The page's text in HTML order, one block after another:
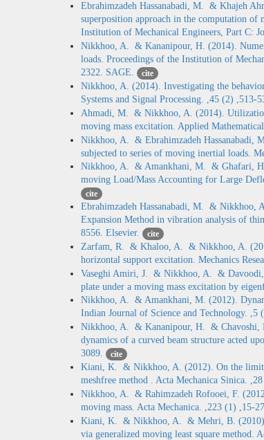
Ebrahimzadeh Hassanabadi, M. & Khajeh
superposition approach in the computation of
Institution of Mechanical Engineers, Part C:
Nikkhoo, A. & Kananipour, H. (2014).
loads. Proceedings of the Institution of
2322. SAGE.
cite
Nikkhoo, A. (2014). Investigating the
Systems and Signal Processing. ,45 (2) ,513-
Ahmadi, M. & Nikkhoo, A. (2014).
moving mass excitation. Applied
Nikkhoo, A. & Ebrahimzadeh Hassanabadi,
subjected to series of moving inertial loads.
Nikkhoo, A. & Amankhani, M. & Ghafari, H.
moving Load/Mass Accounting for Large
cite
Ebrahimzadeh Hassanabadi, M. &
Expansion Method in vibration analysis of
8556. Elsevier.
cite
Zarfam, R. & Khaloo, A. & Nikkhoo, A.
horizontal support excitation. Mechanics
Vaseghi Amiri, J. & Nikkhoo, A. & Davoodi,
plate under a moving mass excitation by
Nikkhoo, A. & Amankhani, M. (2012).
Indian Journal of Science and Technology. ,5
Nikkhoo, A. & Kananipour, H. & Chavoshi,
dynamics of a curved beam structure acted
3089.
cite
Kiani, K. & Nikkhoo, A. (2012). On the
meshfree method . Acta Mechanica Sinica.
Nikkhoo, A. & Rahimzadeh Rofooei, F.
moving mass. Acta Mechanica. ,223 (1) ,15-
Kiani, K. & Nikkhoo, A. & Mehri, B. (2010).
via generalized moving least square method.